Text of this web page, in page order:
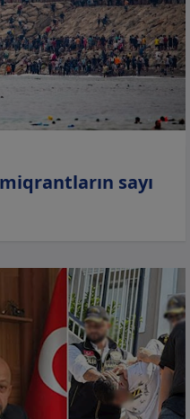
sayı